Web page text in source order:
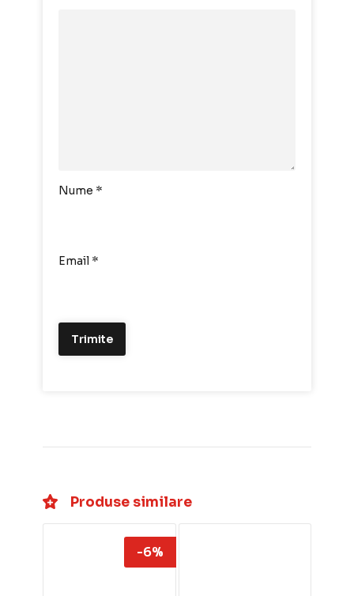
Nume *
Email *
Produse similare
-6%